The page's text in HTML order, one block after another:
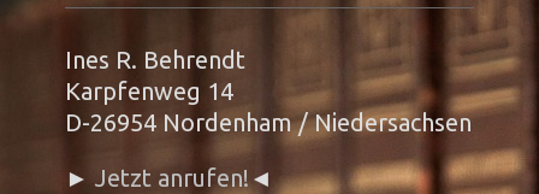
Ines R. Behrendt
Karpfenweg 14
D-26954 Nordenham / Niedersachsen
► Jetzt anrufen! ◄